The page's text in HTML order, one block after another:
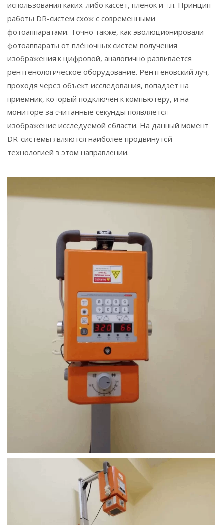
использования каких-либо кассет, плёнок и т.п. Принцип
работы DR-систем схож с современными
фотоаппаратами. Точно также, как эволюционировали
фотоаппараты от плёночных систем получения
изображения к цифровой, аналогично развивается
рентгенологическое оборудование. Рентгеновский луч,
проходя через объект исследования, попадает на
приёмник, который подключён к компьютеру, и на
мониторе за считанные секунды появляется
изображение исследуемой области. На данный момент
DR-системы являются наиболее продвинутой
технологией в этом направлении.